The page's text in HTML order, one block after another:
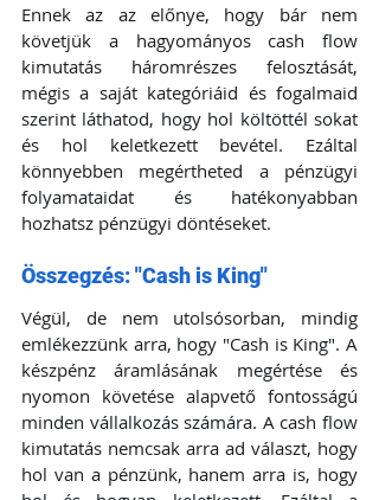
Ennek az az előnye, hogy bár nem
követjük a hagyományos cash flow
kimutatás háromrészes felosztását,
mégis a saját kategóriáid és fogalmaid
szerint láthatod, hogy hol költöttél sokat
és hol keletkezett bevétel. Ezáltal
könnyebben megértheted a pénzügyi
folyamataidat és hatékonyabban
hozhatsz pénzügyi döntéseket.
Összegzés: "Cash is King"
Végül, de nem utolsósorban, mindig
emlékezzünk arra, hogy "Cash is King". A
készpénz áramlásának megértése és
nyomon követése alapvető fontosságú
minden vállalkozás számára. A cash flow
kimutatás nemcsak arra ad választ, hogy
hol van a pénzünk, hanem arra is, hogy